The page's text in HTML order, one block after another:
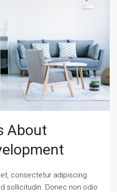
About
consectetur adipiscing
sollicitudin. Donec non odio